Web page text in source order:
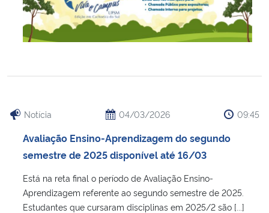
Notícia 04/03/2026 09:45
Avaliação Ensino-Aprendizagem do segundo
semestre de 2025 disponível até 16/03
Está na reta final o período de Avaliação Ensino-
Aprendizagem referente ao segundo semestre de 2025.
Estudantes que cursaram disciplinas em 2025/2 são [...]